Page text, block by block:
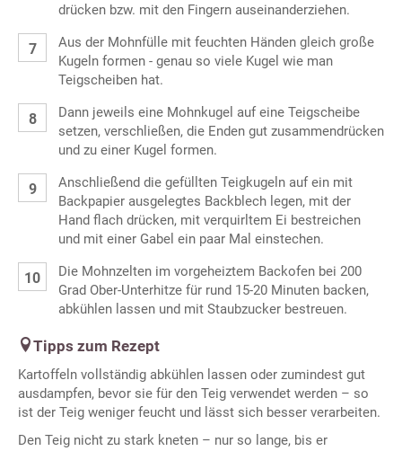
drücken bzw. mit den Fingern auseinanderziehen.
Aus der Mohnfülle mit feuchten Händen gleich große
Kugeln formen - genau so viele Kugel wie man
Teigscheiben hat.
Dann jeweils eine Mohnkugel auf eine Teigscheibe
setzen, verschließen, die Enden gut zusammendrücken
und zu einer Kugel formen.
Anschließend die gefüllten Teigkugeln auf ein mit
Backpapier ausgelegtes Backblech legen, mit der
Hand flach drücken, mit verquirltem Ei bestreichen
und mit einer Gabel ein paar Mal einstechen.
Die Mohnzelten im vorgeheiztem Backofen bei 200
Grad Ober-Unterhitze für rund 15-20 Minuten backen,
abkühlen lassen und mit Staubzucker bestreuen.
Tipps zum Rezept
Kartoffeln vollständig abkühlen lassen oder zumindest gut
ausdampfen, bevor sie für den Teig verwendet werden – so
ist der Teig weniger feucht und lässt sich besser verarbeiten.
Den Teig nicht zu stark kneten – nur so lange, bis er